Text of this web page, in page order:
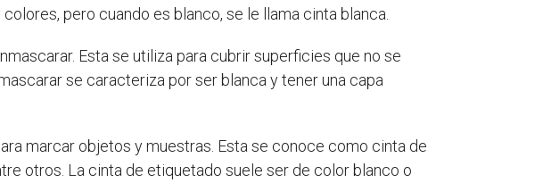
pero cuando es blanco, se le llama cinta blanca.
Esta se utiliza para cubrir superficies que no se
se caracteriza por ser blanca y tener una capa
marcar objetos y muestras. Esta se conoce como cinta de
otros. La cinta de etiquetado suele ser de color blanco o